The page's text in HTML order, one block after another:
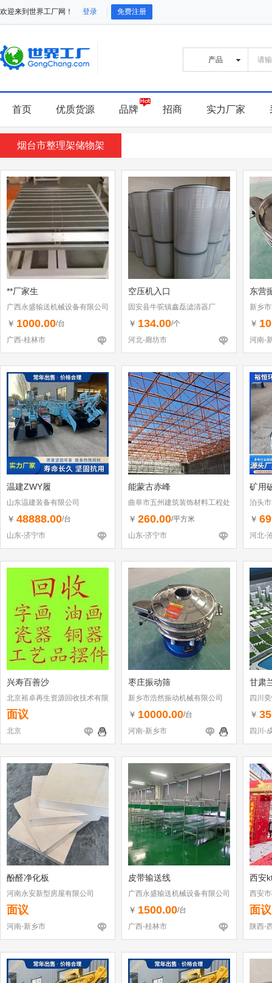
欢迎来到世界工厂网！ 登录 免费注册
首页 优质货源 品牌 招商 实力厂家
烟台市整理架储物架
**厂家生
广西永盛输送机械设备有限公司
￥ 1000.00/台
广西-桂林市
空压机入口
固安县牛驼镇鑫磊滤清器厂
￥ 134.00/个
河北-廊坊市
东营
新乡
￥
河南-
温建ZWY履
山东温建装备有限公司
￥ 48888.00/台
山东-济宁市
能蒙古赤峰
曲阜市五州建筑装饰材料工程处
￥ 260.00/平方米
山东-济宁市
矿用
泊头
￥
河北-
兴寿百善沙
北京裕卓再生资源回收技术有限
公司
面议
北京
枣庄振动筛
新乡市浩然振动机械有限公司
￥ 10000.00/台
河南-新乡市
甘肃
四川
￥
四川-
酚醛净化板
河南永安新型房屋有限公司
面议
河南-新乡市
皮带输送线
广西永盛输送机械设备有限公司
￥ 1500.00/台
广西-桂林市
西安
西安
面议
陕西-